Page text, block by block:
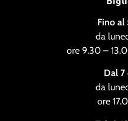
Fino al
da
ore 9.30 –
Dal
da
ore